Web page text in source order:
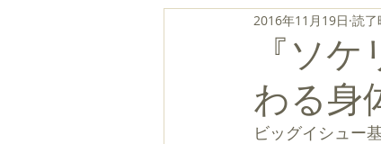
『ソ
わる身
2016年11月19日 読了
ビッグイシュー